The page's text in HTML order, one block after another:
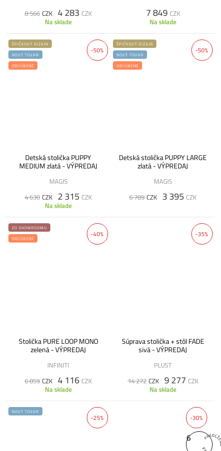
8 566 CZK 4 283 CZK
Na sklade
7 849 CZK
Na sklade
-50%
ŠPIČKOVÝ DIZAJN
NOVÝ TOVAR
OBĽÚBENÉ
Detská stolička PUPPY
MEDIUM zlatá - VÝPREDAJ
MAGIS
4 630 CZK 2 315 CZK
Na sklade
-50%
ŠPIČKOVÝ DIZAJN
NOVÝ TOVAR
OBĽÚBENÉ
Detská stolička PUPPY LARGE
zlatá - VÝPREDAJ
MAGIS
6 789 CZK 3 395 CZK
-40%
ZO SHOWROOMU
OBĽÚBENÉ
Stolička PURE LOOP MONO
zelená - VÝPREDAJ
INFINITI
6 859 CZK 4 116 CZK
Na sklade
-35%
Súprava stolička + stôl FADE
sivá - VÝPREDAJ
PLUST
14 272 CZK 9 277 CZK
Na sklade
-25%
NOVÝ TOVAR
-30%
6